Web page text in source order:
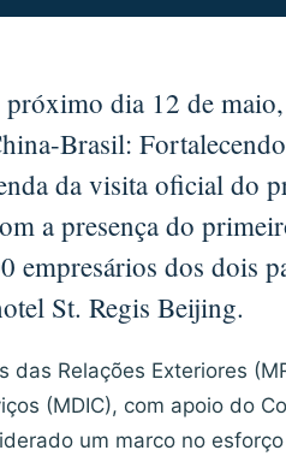
dia 12 de
Brasil:
da visita oficial do
a presença do
empresários dos dois
St. Regis Beijing.
das Relações Exteriores
(MDIC), com apoio do
um marco no